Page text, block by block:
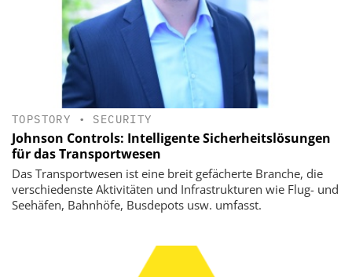
TOPSTORY • SECURITY
Johnson Controls: Intelligente Sicherheits­lösungen
für das Transportwesen
Das Transportwesen ist eine breit gefächerte Branche, die
verschiedenste Aktivitäten und Infrastrukturen wie Flug- und
Seehäfen, Bahnhöfe, Busdepots usw. umfasst.